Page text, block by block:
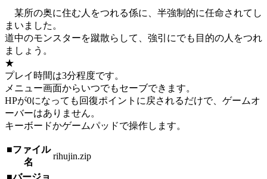
某所の奥に住む人をつれる係に、半強制的に任命されてし
まいました。
道中のモンスターを蹴散らして、強引にでも目的の人をつれ
ましょう。
★
プレイ時間は3分程度です。
メニュー画面からいつでもセーブできます。
HPが0になっても回復ポイントに戻されるだけで、ゲームオ
ーバーはありません。
キーボードかゲームパッドで操作します。
■ファイル
名
rihujin.zip
■バージョ